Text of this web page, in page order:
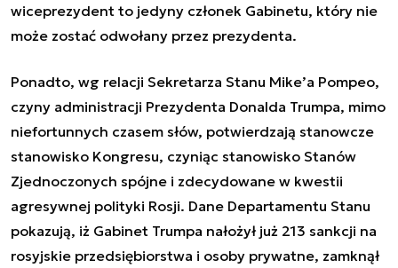
wiceprezydent to jedyny członek Gabinetu, który nie
może zostać odwołany przez prezydenta.
Ponadto, wg relacji Sekretarza Stanu Mike’a Pompeo,
czyny administracji Prezydenta Donalda Trumpa, mimo
niefortunnych czasem słów, potwierdzają stanowcze
stanowisko Kongresu, czyniąc stanowisko Stanów
Zjednoczonych spójne i zdecydowane w kwestii
agresywnej polityki Rosji. Dane Departamentu Stanu
pokazują, iż Gabinet Trumpa nałożył już 213 sankcji na
rosyjskie przedsiębiorstwa i osoby prywatne, zamknął